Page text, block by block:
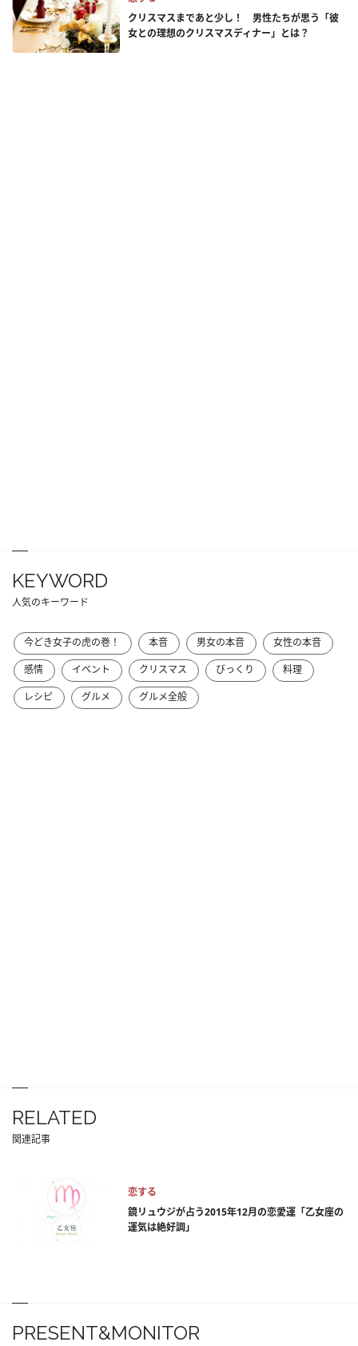
クリスマスまであと少し！ 男性たちが思う「彼
女との理想のクリスマスディナー」とは？
KEYWORD
人気のキーワード
今どき女子の虎の巻！ 本音 男女の本音
女性の本音
感情
イベント クリスマス びっくり
料理
レシピ
グルメ グルメ全般
RELATED
関連記事
恋する
鏡リュウジが占う2015年12月の恋愛運「乙女座の
運気は絶好調」
PRESENT&MONITOR